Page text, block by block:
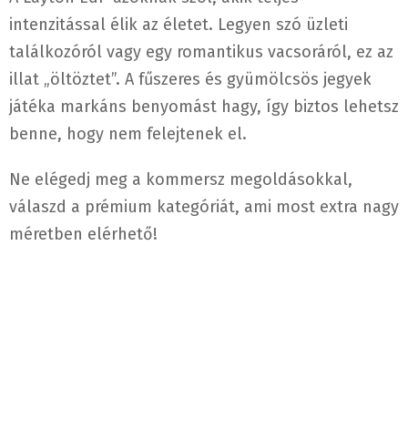
intenzitással élik az életet. Legyen szó üzleti
találkozóról vagy egy romantikus vacsoráról, ez az
illat „öltöztet”. A fűszeres és gyümölcsös jegyek
játéka markáns benyomást hagy, így biztos lehetsz
benne, hogy nem felejtenek el.
Ne elégedj meg a kommersz megoldásokkal,
válaszd a prémium kategóriát, ami most extra nagy
méretben elérhető!